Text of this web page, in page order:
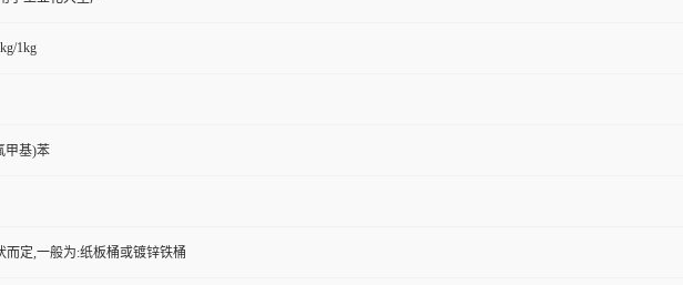
1kg
甲基)苯
而定,一般为:纸板桶或镀锌铁桶